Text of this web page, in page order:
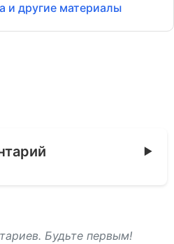
и другие материалы
Будьте первым!